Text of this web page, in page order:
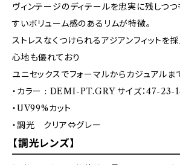
ヴィンテージのディテールを忠実に残しつ
すいボリューム感のあるリムが特徴。
ストレスなくつけられるアジアンフィットを
心地も優れており
ユニセックスでフォーマルからカジュアルま
・カラー : DEMI-PT.GRY サイズ：47-23-
・UV99%カット
・調光 クリア⇔グレー
【調光レンズ】